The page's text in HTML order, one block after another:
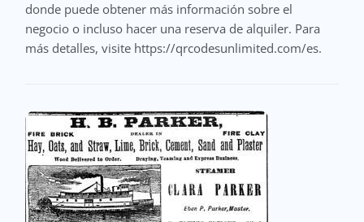
donde puede obtener más información sobre el
negocio o incluso hacer una reserva de alquiler. Para
más detalles, visite https://qrcodesunlimited.com/es.